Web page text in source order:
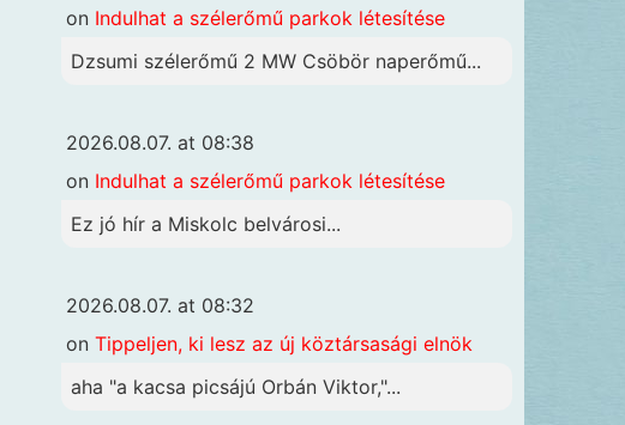
on Indulhat a szélerőmű parkok létesítése
Dzsumi szélerőmű 2 MW Csöbör naperőmű...
2026.08.07. at 08:38
on Indulhat a szélerőmű parkok létesítése
Ez jó hír a Miskolc belvárosi...
2026.08.07. at 08:32
on Tippeljen, ki lesz az új köztársasági elnök
aha "a kacsa picsájú Orbán Viktor,"...